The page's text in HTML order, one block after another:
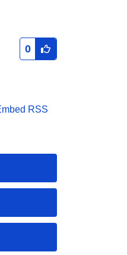
0
RSS